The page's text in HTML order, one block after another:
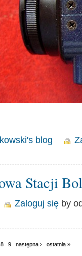
blog
Stacji
Zaloguj się by
8 9 następna › ostatnia »